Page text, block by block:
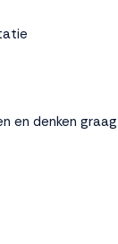
en denken